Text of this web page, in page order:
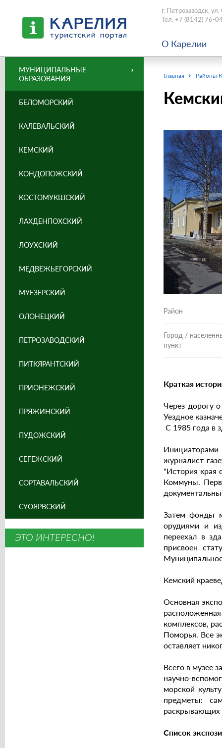
г. Петрозаводск,
Тел. +7 (8142) 76-
О Карелии
Главная Районы
Район
Город /
пункт
Краткая
Через дорогу
Уездное
С 1985 года в
журналист
"История края
Коммуны.
Затем фонды
орудиями и
переехал в
присвоен
Кемский
Основная
комплексов,
Поморья. Все
оставляет
Всего в музее
научно-
морской
предметы:
раскрывающих
Список
МУНИЦИПАЛЬНЫЕ
ОБРАЗОВАНИЯ
БЕЛОМОРСКИЙ
КАЛЕВАЛЬСКИЙ
КЕМСКИЙ
КОНДОПОЖСКИЙ
КОСТОМУКШСКИЙ
ЛАХДЕНПОХСКИЙ
ЛОУХСКИЙ
МЕДВЕЖЬЕГОРСКИЙ
МУЕЗЕРСКИЙ
ОЛОНЕЦКИЙ
ПЕТРОЗАВОДСКИЙ
ПИТКЯРАНТСКИЙ
ПРИОНЕЖСКИЙ
ПРЯЖИНСКИЙ
ПУДОЖСКИЙ
СЕГЕЖСКИЙ
СОРТАВАЛЬСКИЙ
СУОЯРВСКИЙ
ЭТО ИНТЕРЕСНО!